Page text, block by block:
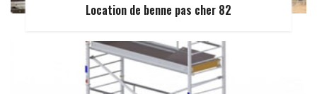
Location de benne pas cher 82